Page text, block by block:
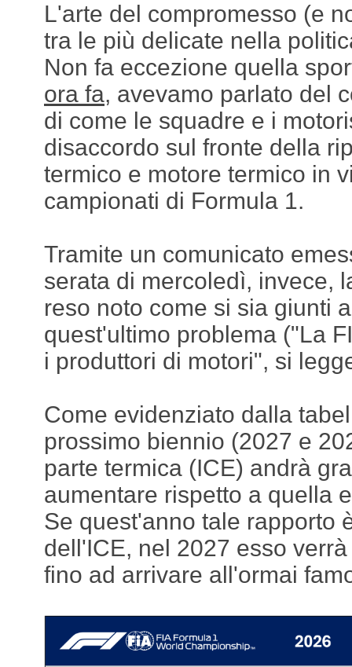
L'arte del compromesso (e
tra le più delicate nella
Non fa eccezione quella
ora fa, avevamo parlato del
di come le squadre e i
disaccordo sul fronte della
termico e motore termico in
campionati di Formula 1.
Tramite un comunicato
serata di mercoledì, invece,
reso noto come si sia giunti
quest'ultimo problema ("La
i produttori di motori", si
Come evidenziato dalla
prossimo biennio (2027 e
parte termica (ICE) andrà
aumentare rispetto a quella
Se quest'anno tale rapporto
dell'ICE, nel 2027 esso
fino ad arrivare all'ormai